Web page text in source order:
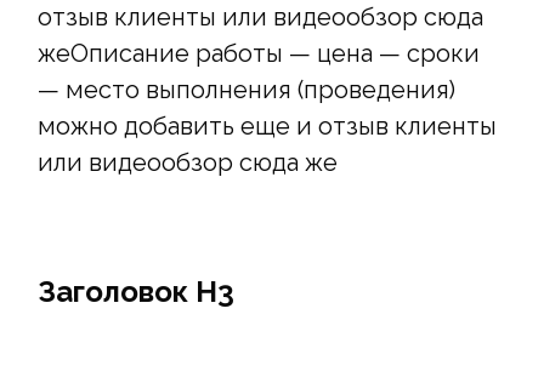
отзыв клиенты или видеообзор сюда
жеОписание работы — цена — сроки
— место выполнения (проведения)
можно добавить еще и отзыв клиенты
или видеообзор сюда же
Заголовок Н3